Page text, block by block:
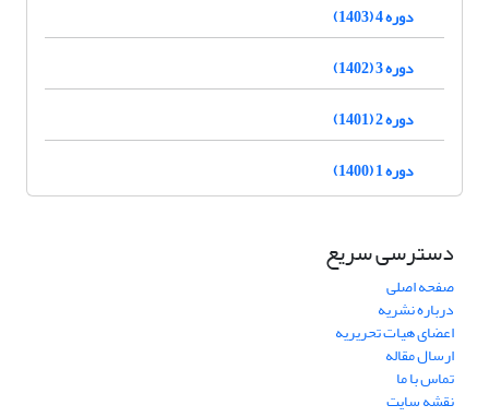
دوره 4 (1403)
دوره 3 (1402)
دوره 2 (1401)
دوره 1 (1400)
دسترسی سریع
صفحه اصلی
درباره نشریه
اعضای هیات تحریریه
ارسال مقاله
تماس با ما
نقشه سایت